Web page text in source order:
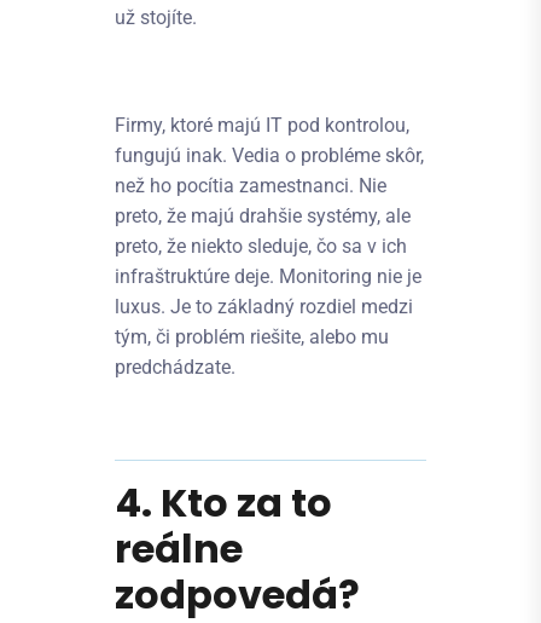
už stojíte.
Firmy, ktoré majú IT pod kontrolou,
fungujú inak. Vedia o probléme skôr,
než ho pocítia zamestnanci. Nie
preto, že majú drahšie systémy, ale
preto, že niekto sleduje, čo sa v ich
infraštruktúre deje. Monitoring nie je
luxus. Je to základný rozdiel medzi
tým, či problém riešite, alebo mu
predchádzate.
4. Kto za to
reálne
zodpovedá?